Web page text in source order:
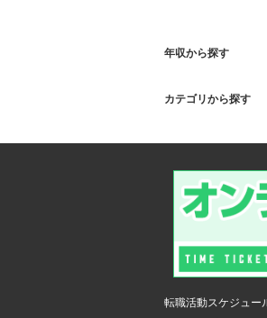
年収から探す
カテゴリから探す
転職活動スケジュー